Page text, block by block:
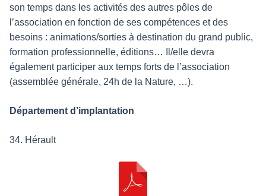
son temps dans les activités des autres pôles de
l’association en fonction de ses compétences et des
besoins : animations/sorties à destination du grand public,
formation professionnelle, éditions… Il/elle devra
également participer aux temps forts de l’association
(assemblée générale, 24h de la Nature, …).
Département d’implantation
34. Hérault